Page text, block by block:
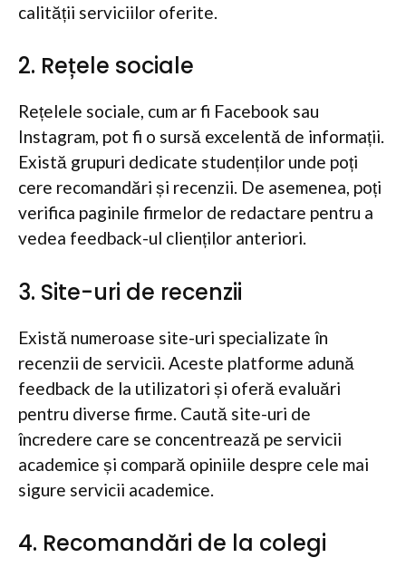
calității serviciilor oferite.
2. Rețele sociale
Rețelele sociale, cum ar fi Facebook sau
Instagram, pot fi o sursă excelentă de informații.
Există grupuri dedicate studenților unde poți
cere recomandări și recenzii. De asemenea, poți
verifica paginile firmelor de redactare pentru a
vedea feedback-ul clienților anteriori.
3. Site-uri de recenzii
Există numeroase site-uri specializate în
recenzii de servicii. Aceste platforme adună
feedback de la utilizatori și oferă evaluări
pentru diverse firme. Caută site-uri de
încredere care se concentrează pe servicii
academice și compară opiniile despre cele mai
sigure servicii academice.
4. Recomandări de la colegi